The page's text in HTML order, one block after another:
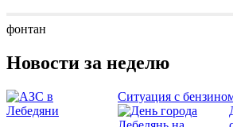
фонтан
Новости за неделю
Ситуация с